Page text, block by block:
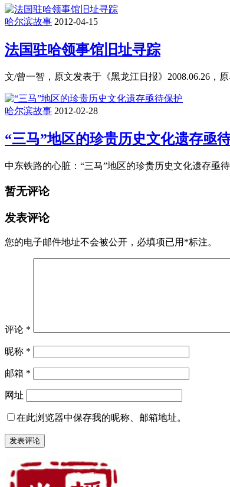
哈尔滨故事 2012-04-15
法国驻哈领事馆旧址寻踪
文/曾一智，原文发表于《黑龙江日报》2008.06.26
哈尔滨故事 2012-02-28
“三马”地区的珍贵历史文化遗存亟
中东铁路的心脏：“三马”地区的珍贵历史文化遗存亟
暂无评论
发表评论
您的电子邮件地址不会被公开， 必填项已用 *标注。
评论 *
昵称 *
邮箱 *
网址
在此浏览器中保存我的昵称、邮箱地址。